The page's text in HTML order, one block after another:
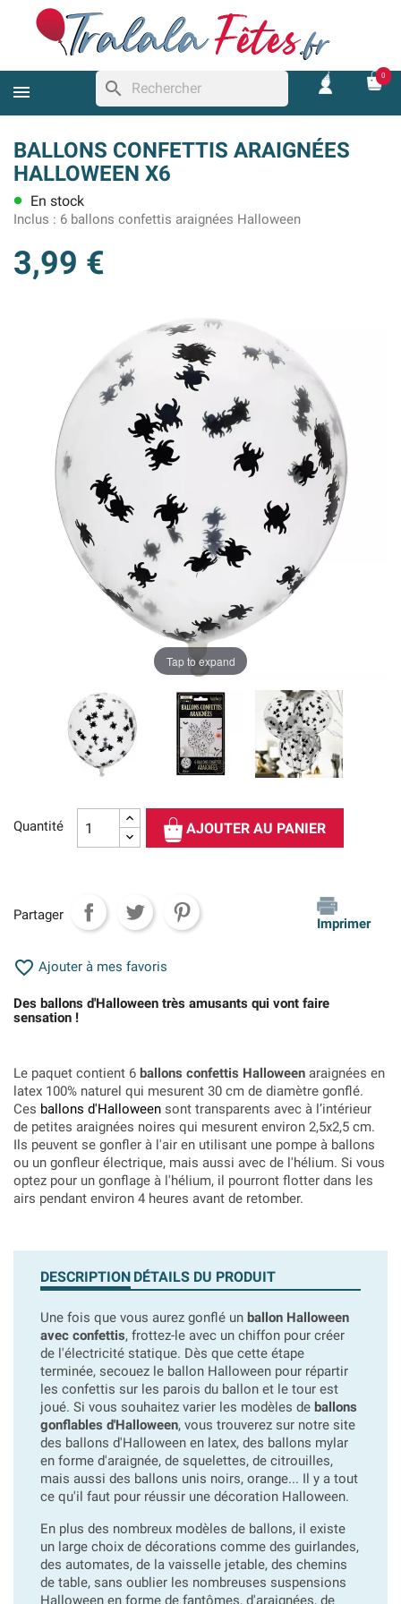
search
0
BALLONS CONFETTIS ARAIGNÉES
HALLOWEEN X6
lens En stock
Inclus : 6 ballons confettis araignées Halloween
3,99 €
Tap to expand
Quantité AJOUTER AU PANIER
Partager
Imprimer
 Ajouter à mes favoris
Des ballons d'Halloween très amusants qui vont faire
sensation !
Le paquet contient 6 ballons confettis Halloween araignées en
latex 100% naturel qui mesurent 30 cm de diamètre gonflé.
Ces ballons d'Halloween sont transparents avec à l’intérieur
de petites araignées noires qui mesurent environ 2,5x2,5 cm.
Ils peuvent se gonfler à l'air en utilisant une pompe à ballons
ou un gonfleur électrique, mais aussi avec de l'hélium. Si vous
optez pour un gonflage à l'hélium, il pourront flotter dans les
airs pendant environ 4 heures avant de retomber.
DESCRIPTION DÉTAILS DU PRODUIT
Une fois que vous aurez gonflé un ballon Halloween
avec confettis, frottez-le avec un chiffon pour créer
de l'électricité statique. Dès que cette étape
terminée, secouez le ballon Halloween pour répartir
les confettis sur les parois du ballon et le tour est
joué. Si vous souhaitez varier les modèles de ballons
gonflables d'Halloween, vous trouverez sur notre site
des ballons d'Halloween en latex, des ballons mylar
en forme d'araignée, de squelettes, de citrouilles,
mais aussi des ballons unis noirs, orange... Il y a tout
ce qu'il faut pour réussir une décoration Halloween.
En plus des nombreux modèles de ballons, il existe
un large choix de décorations comme des guirlandes,
des automates, de la vaisselle jetable, des chemins
de table, sans oublier les nombreuses suspensions
Halloween en forme de fantômes, d'araignées, de